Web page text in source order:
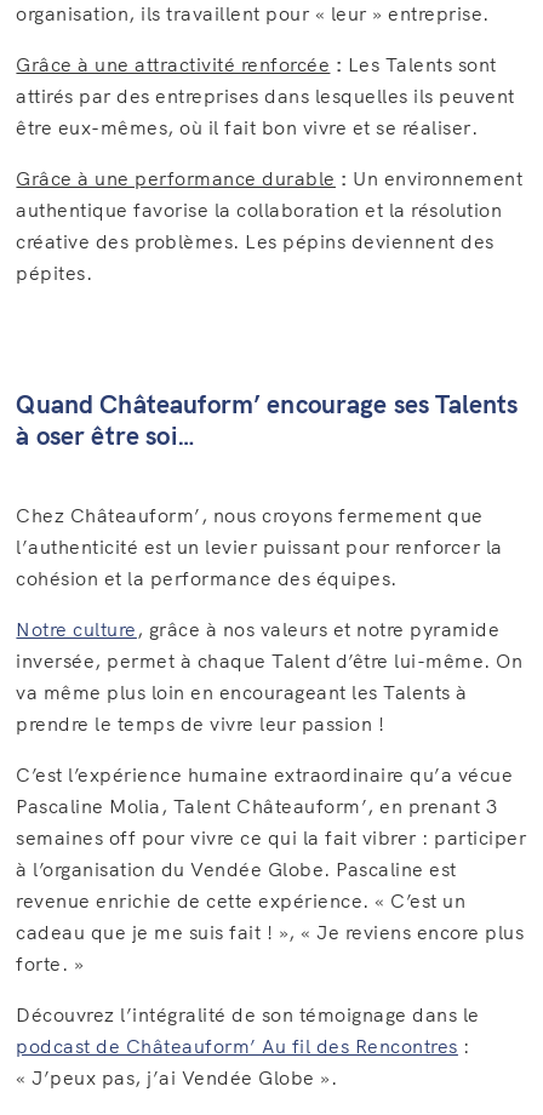
organisation, ils travaillent pour « leur » entreprise.
Grâce à une attractivité renforcée : Les Talents sont
attirés par des entreprises dans lesquelles ils peuvent
être eux-mêmes, où il fait bon vivre et se réaliser.
Grâce à une performance durable : Un environnement
authentique favorise la collaboration et la résolution
créative des problèmes. Les pépins deviennent des
pépites.
Quand Châteauform’ encourage ses Talents
à oser être soi…
Chez Châteauform’, nous croyons fermement que
l’authenticité est un levier puissant pour renforcer la
cohésion et la performance des équipes.
Notre culture , grâce à nos valeurs et notre pyramide
inversée, permet à chaque Talent d’être lui-même. On
va même plus loin en encourageant les Talents à
prendre le temps de vivre leur passion !
C’est l’expérience humaine extraordinaire qu’a vécue
Pascaline Molia, Talent Châteauform’, en prenant 3
semaines off pour vivre ce qui la fait vibrer : participer
à l’organisation du Vendée Globe. Pascaline est
revenue enrichie de cette expérience. « C’est un
cadeau que je me suis fait ! », « Je reviens encore plus
forte. »
Découvrez l’intégralité de son témoignage dans le
podcast de Châteauform’ Au fil des Rencontres :
« J’peux pas, j’ai Vendée Globe ».